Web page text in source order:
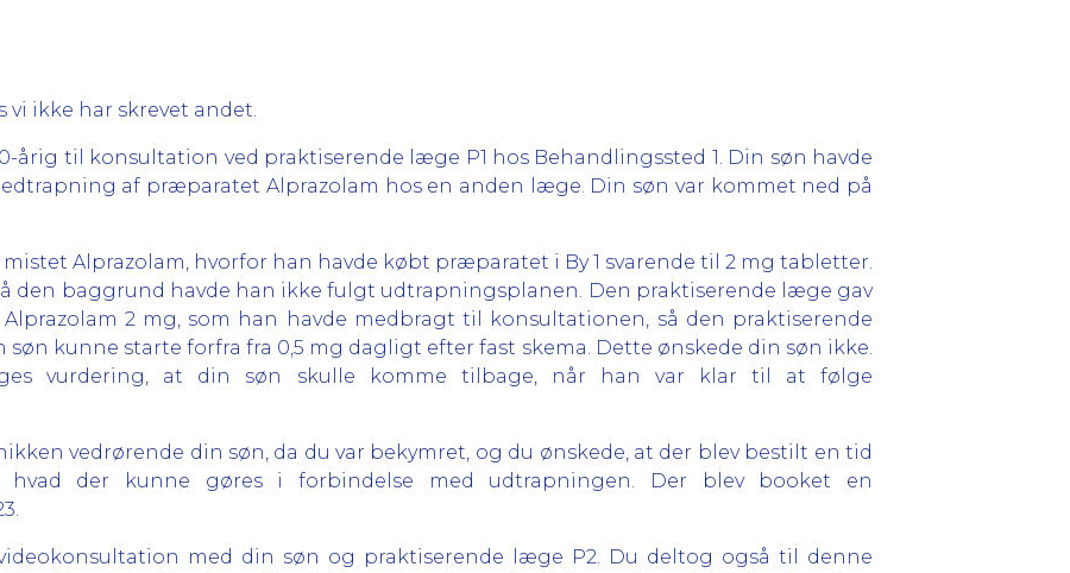
ikke har skrevet andet.
årig til konsultation ved praktiserende læge P1 hos Behandlingssted 1. Din søn havde
af præparatet Alprazolam hos en anden læge. Din søn var kommet ned på
Alprazolam, hvorfor han havde købt præparatet i By 1 svarende til 2 mg tabletter.
den baggrund havde han ikke fulgt udtrapningsplanen. Den praktiserende læge gav
2 mg, som han havde medbragt til konsultationen, så den praktiserende
kunne starte forfra fra 0,5 mg dagligt efter fast skema. Dette ønskede din søn ikke.
vurdering, at din søn skulle komme tilbage, når han var klar til at følge
vedrørende din søn, da du var bekymret, og du ønskede, at der blev bestilt en tid
der kunne gøres i forbindelse med udtrapningen. Der blev booket en
med din søn og praktiserende læge P2. Du deltog også til denne